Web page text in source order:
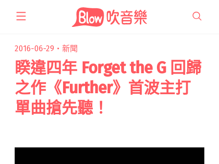
2016-06-29・ 新聞
睽違四年 Forget the G 回歸
之作《Further》首波主打
單曲搶先聽！